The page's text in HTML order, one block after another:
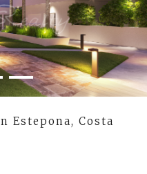
Estepona, Costa